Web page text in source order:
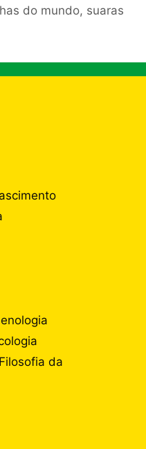
do mundo, suaras
da